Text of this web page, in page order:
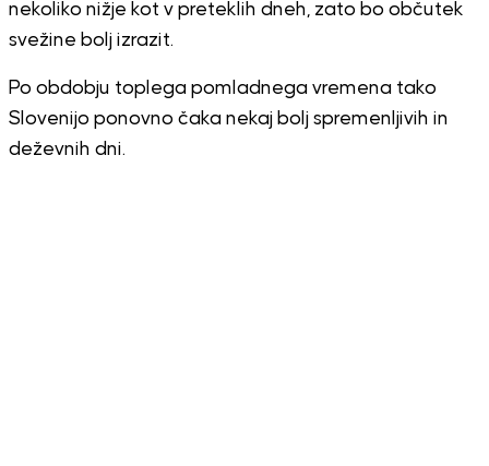
nekoliko nižje kot v preteklih dneh, zato bo občutek
svežine bolj izrazit.
Po obdobju toplega pomladnega vremena tako
Slovenijo ponovno čaka nekaj bolj spremenljivih in
deževnih dni.